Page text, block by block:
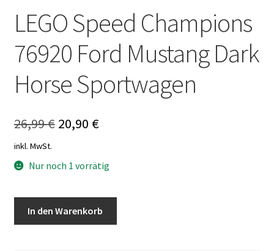
LEGO Speed Champions
76920 Ford Mustang Dark
Horse Sportwagen
26,99€ Ursprünglicher
war:
20,90 €Aktueller
ist:
inkl. MwSt.
Nur noch 1 vorrätig
In den Warenkorb